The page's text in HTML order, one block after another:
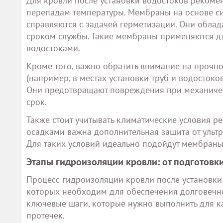
перепадам температуры. Мембраны на основе
справляются с задачей герметизации. Они
сроком службы. Такие мембраны применяются
водостоками.
Кроме того, важно обратить внимание на
(например, в местах установки труб и
Они предотвращают повреждения при
срок.
Также стоит учитывать климатические условия
осадками важна дополнительная защита от
Для таких условий идеально подойдут
Этапы гидроизоляции кровли: от
Процесс гидроизоляции кровли после
которых необходим для обеспечения
ключевые шаги, которые нужно выполнить для
протечек.